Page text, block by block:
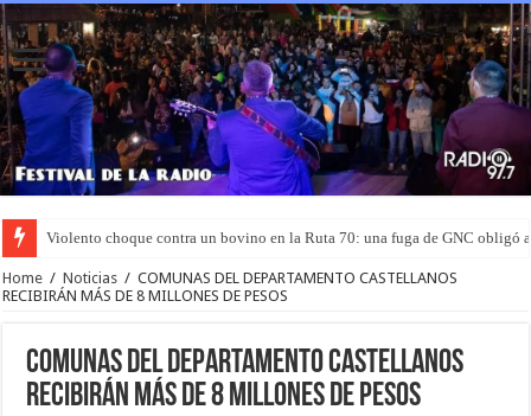
Violento choque contra un bovino en la Ruta 70: una fuga de GNC obligó
Home / Noticias / COMUNAS DEL DEPARTAMENTO CASTELLANOS
RECIBIRÁN MÁS DE 8 MILLONES DE PESOS
COMUNAS DEL DEPARTAMENTO CASTELLANOS
RECIBIRÁN MÁS DE 8 MILLONES DE PESOS